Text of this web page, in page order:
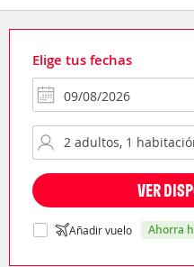
Elige tus fechas
VER
Añadir vuelo ahorra